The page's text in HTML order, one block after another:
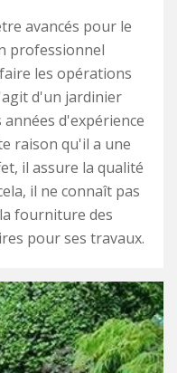
avancés pour le
professionnel
les opérations
d'un jardinier
d'expérience
raison qu'il a une
il assure la qualité
il ne connaît pas
fourniture des
pour ses travaux.